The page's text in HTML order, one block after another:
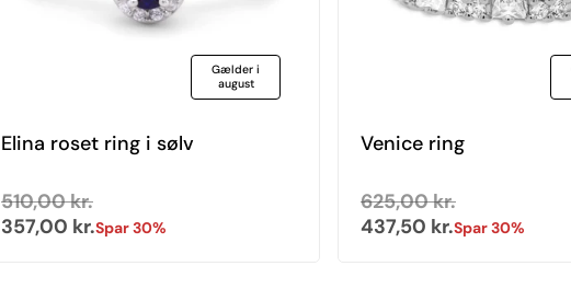
Elina roset ring i sølv
Gælder i
august
Normal pris
510,00 kr.
Udsalgspris
357,00 kr.Spar 30%
Venice ring
Normal pris
625,00 kr.
Udsalgspris
437,50 kr.Spar 30%